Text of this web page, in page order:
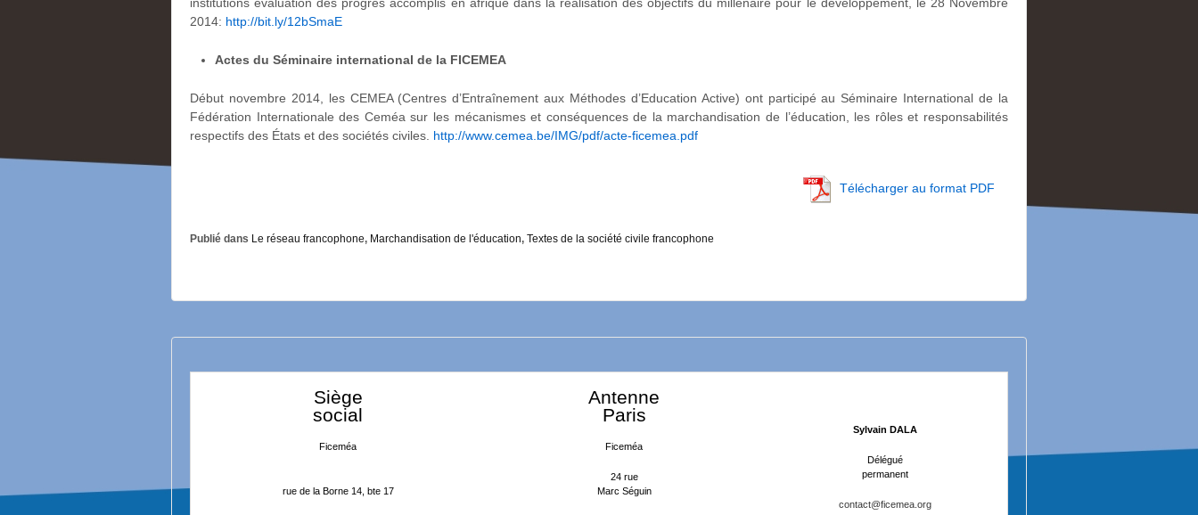
2014: http://bit.ly/12bSmaE
Actes du Séminaire international de la FICEMEA
Début novembre 2014, les CEMEA (Centres d’Entraînement aux Méthodes d’Education Active) ont participé au Séminaire International de la
Fédération Internationale des Ceméa sur les mécanismes et conséquences de la marchandisation de l’éducation, les rôles et responsabilités
respectifs des États et des sociétés civiles. http://www.cemea.be/IMG/pdf/acte-ficemea.pdf
Télécharger au format PDF
Publié dans Le réseau francophone, Marchandisation de l'éducation, Textes de la société civile francophone
Siège
social
Ficeméa
rue de la Borne 14, bte 17
Antenne
Paris
Ficeméa
24 rue
Marc Séguin
Sylvain DALA
Délégué
permanent
contact@ficemea.org